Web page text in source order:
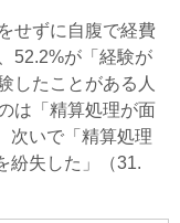
せずに自腹で経費
52.2%が「経験が
したことがある人
は「精算処理が面
次いで「精算処理
紛失した」（31.